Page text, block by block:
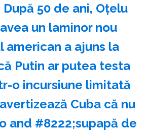
50 de ani, Oțelu
un laminor nou
american a ajuns la
Putin ar putea testa
o incursiune limitată
Cuba că nu
and #8222;supapă de